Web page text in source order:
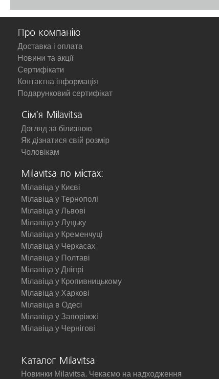
Про компанію
Доставка і оплата
Новини та акції
Сертифікати
Контактна інформація
Подарунковий сертифікат
Сім'я Milavitsa
Догляд за білизною
Як дізнатися свій розмір
Чоловікам
Milavitsa по містах:
Мілавіца у Києві
Мілавіца у Тернополі
Мілавіца у Львові
Мілавіца у Луцьку
Мілавіца у Кременчуці
Мілавіца у Черкасах
Мілавіца у Полтаві
Мілавіца у Дніпрі
Мілавіца у Кропивницькому
Мілавіца у Харкові
Мілавіца в Одесі
Мілавіца у Запоріжжі
Мілавіца у Чернігові
Каталог Milavitsa
Новинки Milavitsa. Чекаємо на надходження